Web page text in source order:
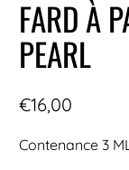
FARD À
PEARL
€16,00
Contenance 3 ML